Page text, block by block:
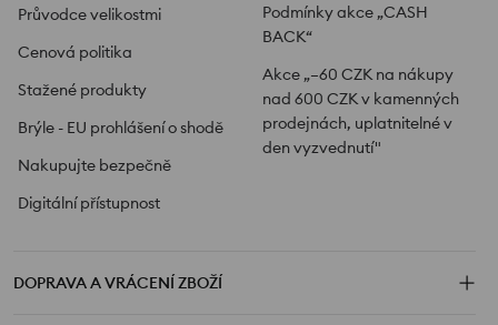
Průvodce velikostmi
Cenová politika
Stažené produkty
Brýle - EU prohlášení o shodě
Nakupujte bezpečně
Digitální přístupnost
Podmínky akce „CASH
BACK“
Akce „–60 CZK na nákupy
nad 600 CZK v kamenných
prodejnách, uplatnitelné v
den vyzvednutí"
DOPRAVA A VRÁCENÍ ZBOŽÍ